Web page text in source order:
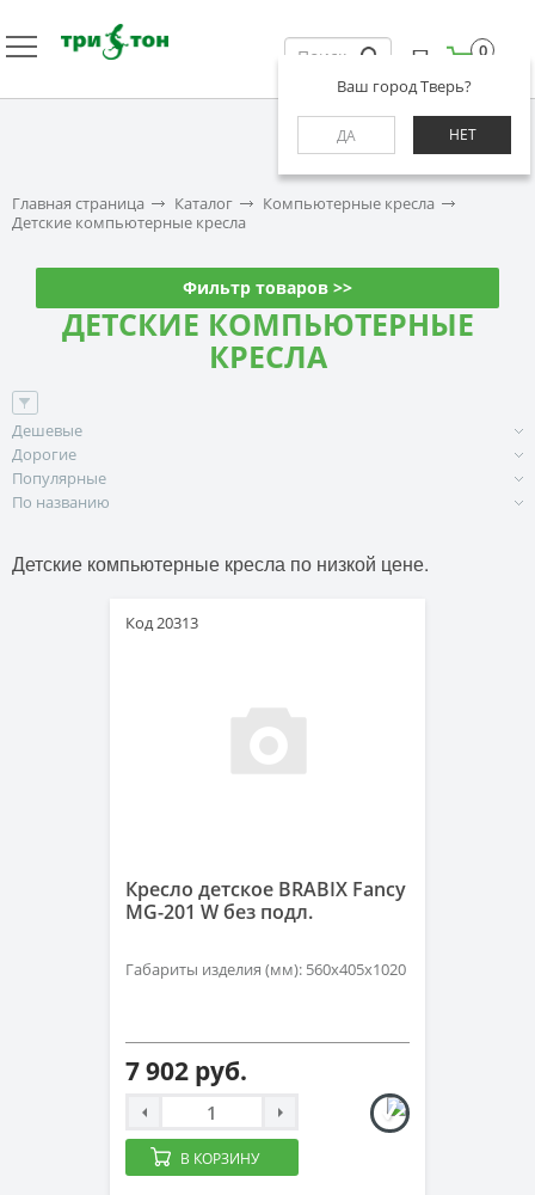
Ваш город Тверь?
ДА НЕТ
0
Главная страница Каталог
Компьютерные кресла
Детские компьютерные кресла
Фильтр товаров >>
ДЕТСКИЕ КОМПЬЮТЕРНЫЕ
КРЕСЛА
Дешевые
Дорогие
Популярные
По названию
Детские компьютерные кресла по низкой цене.
Код 20313
Кресло детское BRABIX Fancy
MG-201 W без подл.
Габариты изделия (мм): 560х405х1020
7 902 руб.
В КОРЗИНУ